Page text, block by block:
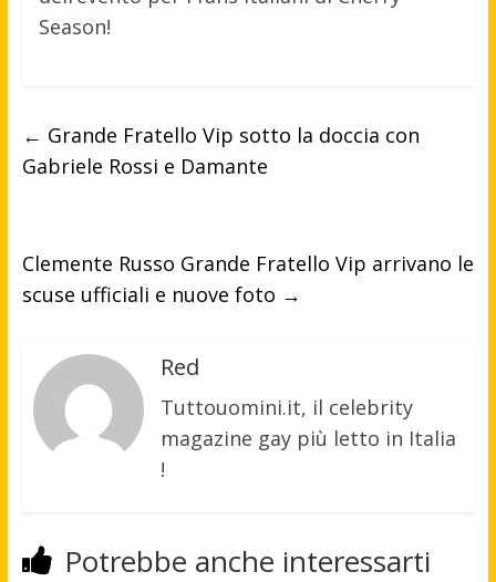
Season!
← Grande Fratello Vip sotto la doccia con
Gabriele Rossi e Damante
Clemente Russo Grande Fratello Vip arrivano le
scuse ufficiali e nuove foto →
Red
Tuttouomini.it, il celebrity
magazine gay più letto in Italia
!
Potrebbe anche interessarti